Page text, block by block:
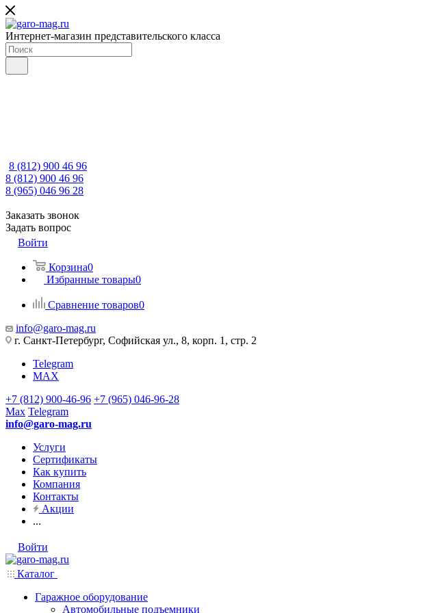
Интернет-магазин представительского класса
8 (812) 900 46 96
8 (812) 900 46 96
8 (965) 046 96 28
Заказать звонок
Задать вопрос
Войти
Корзина0
Избранные товары0
Сравнение товаров0
info@garo-mag.ru
г. Санкт-Петербург, Софийская ул., 8, корп. 1, стр. 2
Telegram
MAX
+7 (812) 900-46-96 +7 (965) 046-96-28
Max Telegram
info@garo-mag.ru
Услуги
Сертификаты
Как купить
Компания
Контакты
Акции
...
Войти
Каталог
Гаражное оборудование
Автомобильные подъемники